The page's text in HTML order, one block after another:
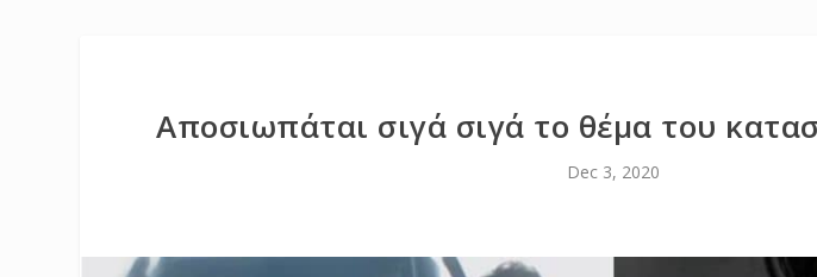
Αποσιωπάται σιγά σιγά το θέμα του
Dec 3, 2020